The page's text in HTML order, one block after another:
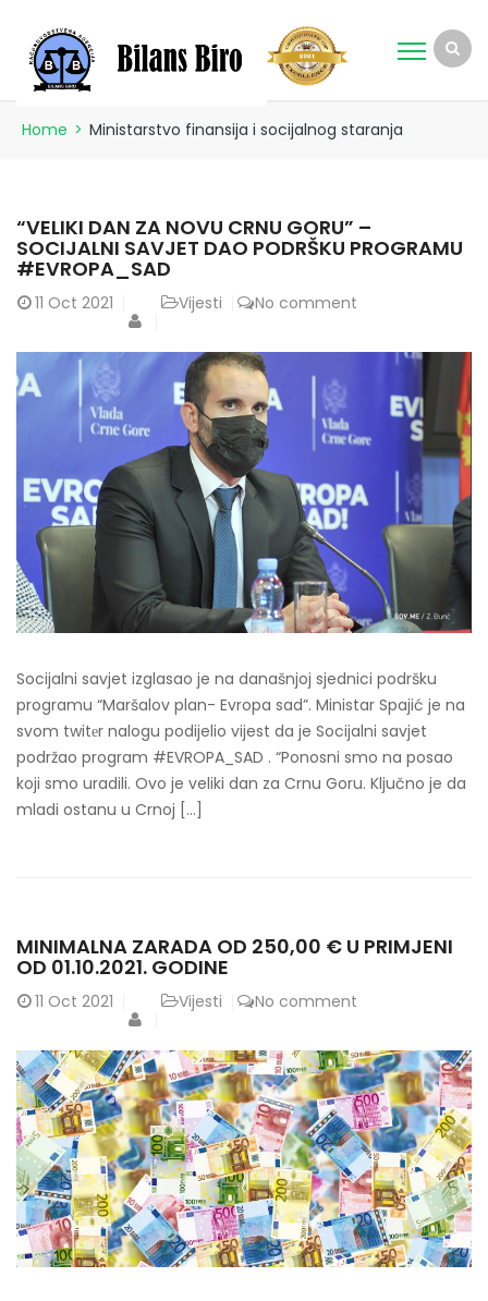
Home > Ministarstvo finansija i socijalnog staranja
“VELIKI DAN ZA NOVU CRNU GORU” –
SOCIJALNI SAVJET DAO PODRŠKU PROGRAMU
#EVROPA_SAD
11 Oct 2021 Vijesti No comment
Socijalni savjet izglasao je na današnjoj sjednici podršku
programu “Maršalov plan- Evropa sad”. Ministar Spajić je na
svom twitеr nalogu podijelio vijest da je Socijalni savjet
podržao program #EVROPA_SAD . “Ponosni smo na posao
koji smo uradili. Ovo je veliki dan za Crnu Goru. Ključno je da
mladi ostanu u Crnoj […]
MINIMALNA ZARADA OD 250,00 € U PRIMJENI
OD 01.10.2021. GODINE
11 Oct 2021 Vijesti No comment